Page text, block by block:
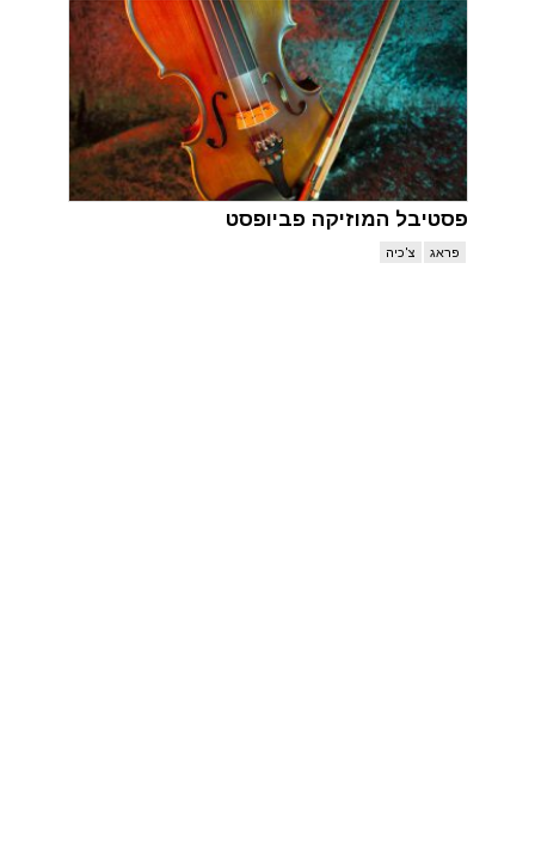
פסטיבל המוזיקה פביופסט
פראג צ'כיה